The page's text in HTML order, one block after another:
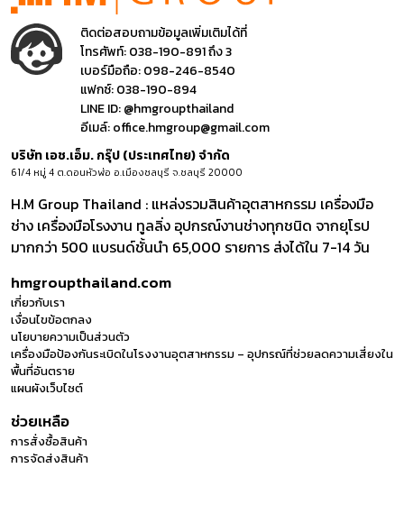
ติดต่อสอบถามข้อมูลเพิ่มเติมได้ที่
โทรศัพท์:038-190-891 ถึง 3
เบอร์มือถือ:098-246-8540
แฟกซ์:038-190-894
LINE ID:@hmgroupthailand
อีเมล์:office.hmgroup@gmail.com
บริษัท เอช.เอ็ม. กรุ๊ป (ประเทศไทย) จำกัด
61/4 หมู่ 4 ต.ดอนหัวฬ่อ อ.เมืองชลบุรี จ.ชลบุรี 20000
H.M Group Thailand : แหล่งรวมสินค้าอุตสาหกรรม เครื่องมือ
ช่าง เครื่องมือโรงงาน ทูลลิ่ง อุปกรณ์งานช่างทุกชนิด จากยุโรป
มากกว่า 500 แบรนด์ชั้นนำ 65,000 รายการ ส่งได้ใน 7-14 วัน
hmgroupthailand.com
เกี่ยวกับเรา
เงื่อนไขข้อตกลง
นโยบายความเป็นส่วนตัว
เครื่องมือป้องกันระเบิดในโรงงานอุตสาหกรรม – อุปกรณ์ที่ช่วยลดความเสี่ยงใน
พื้นที่อันตราย
แผนผังเว็บไซต์
ช่วยเหลือ
การสั่งซื้อสินค้า
การจัดส่งสินค้า